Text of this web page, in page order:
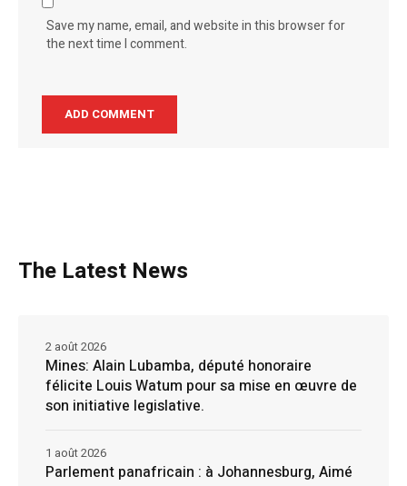
Save my name, email, and website in this browser for
the next time I comment.
The Latest News
Mines: Alain Lubamba, député honoraire
félicite Louis Watum pour sa mise en œuvre de
son initiative legislative.
2 août 2026
Parlement panafricain : à Johannesburg, Aimé
1 août 2026